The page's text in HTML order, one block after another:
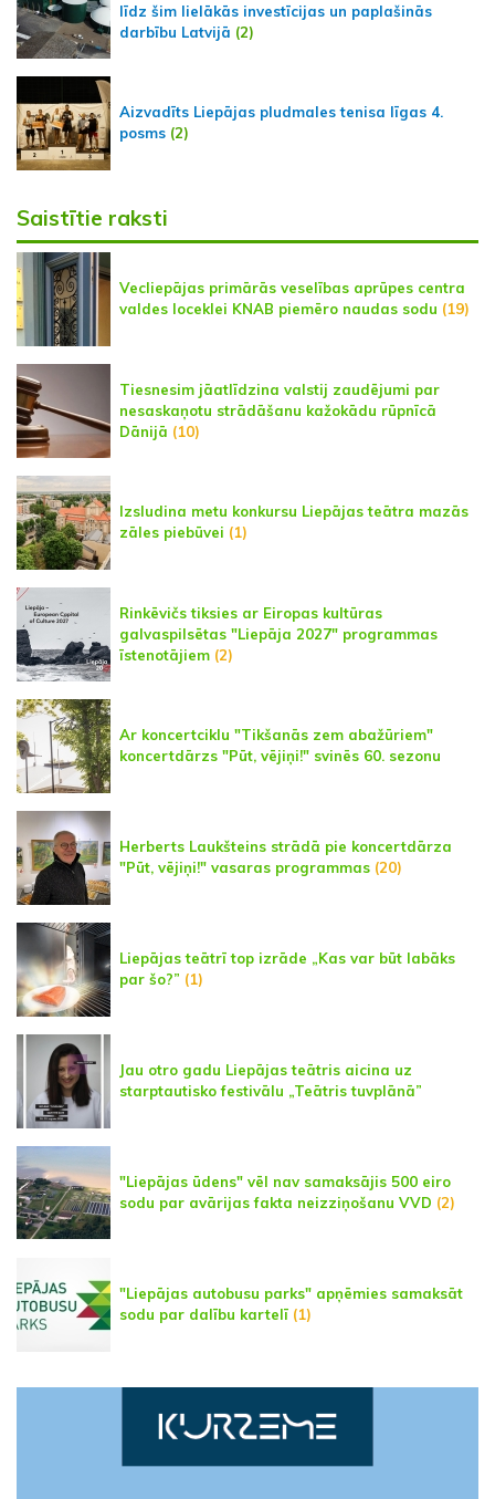
līdz šim lielākās investīcijas un paplašinās
darbību Latvijā (2)
Aizvadīts Liepājas pludmales tenisa līgas 4.
posms (2)
Saistītie raksti
Vecliepājas primārās veselības aprūpes centra
valdes loceklei KNAB piemēro naudas sodu (19)
Tiesnesim jāatlīdzina valstij zaudējumi par
nesaskaņotu strādāšanu kažokādu rūpnīcā
Dānijā (10)
Izsludina metu konkursu Liepājas teātra mazās
zāles piebūvei (1)
Rinkēvičs tiksies ar Eiropas kultūras
galvaspilsētas "Liepāja 2027" programmas
īstenotājiem (2)
Ar koncertciklu "Tikšanās zem abažūriem"
koncertdārzs "Pūt, vējiņi!" svinēs 60. sezonu
Herberts Laukšteins strādā pie koncertdārza
"Pūt, vējiņi!" vasaras programmas (20)
Liepājas teātrī top izrāde „Kas var būt labāks
par šo?” (1)
Jau otro gadu Liepājas teātris aicina uz
starptautisko festivālu „Teātris tuvplānā”
"Liepājas ūdens" vēl nav samaksājis 500 eiro
sodu par avārijas fakta neizziņošanu VVD (2)
"Liepājas autobusu parks" apņēmies samaksāt
sodu par dalību kartelī (1)